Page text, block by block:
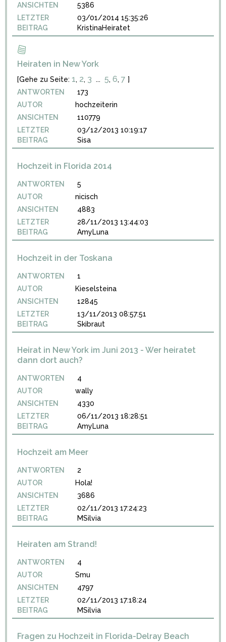
ANSICHTEN
5386
LETZTER
BEITRAG
03/01/2014 15:35:26
KristinaHeiratet
Heiraten in New York
[Gehe zu Seite: 1, 2, 3 ... 5, 6, 7 ]
ANTWORTEN
173
AUTOR
hochzeiterin
ANSICHTEN
110779
LETZTER
BEITRAG
03/12/2013 10:19:17
Sisa
Hochzeit in Florida 2014
ANTWORTEN
5
AUTOR
nicisch
ANSICHTEN
4883
LETZTER
BEITRAG
28/11/2013 13:44:03
AmyLuna
Hochzeit in der Toskana
ANTWORTEN
1
AUTOR
Kieselsteina
ANSICHTEN
12845
LETZTER
BEITRAG
13/11/2013 08:57:51
Skibraut
Heirat in New York im Juni 2013 - Wer heiratet
dann dort auch?
ANTWORTEN
4
AUTOR
wally
ANSICHTEN
4330
LETZTER
BEITRAG
06/11/2013 18:28:51
AmyLuna
Hochzeit am Meer
ANTWORTEN
2
AUTOR
Hola!
ANSICHTEN
3686
LETZTER
BEITRAG
02/11/2013 17:24:23
MSilvia
Heiraten am Strand!
ANTWORTEN
4
AUTOR
Smu
ANSICHTEN
4797
LETZTER
BEITRAG
02/11/2013 17:18:24
MSilvia
Fragen zu Hochzeit in Florida-Delray Beach